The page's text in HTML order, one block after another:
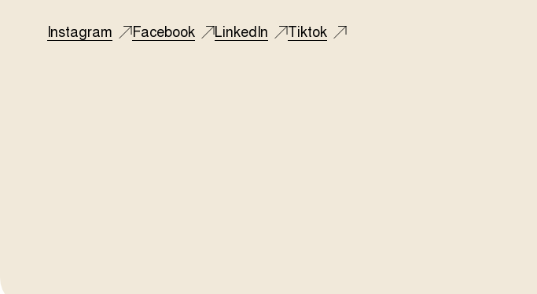
Instagram Facebook LinkedIn Tiktok